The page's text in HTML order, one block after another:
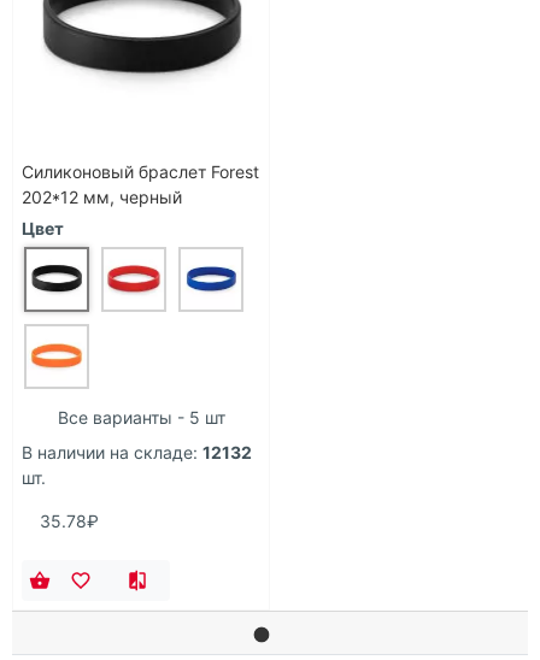
Силиконовый браслет Forest
202*12 мм, черный
Цвет
Все варианты - 5 шт
В наличии на складе: 12132
шт.
35.78₽